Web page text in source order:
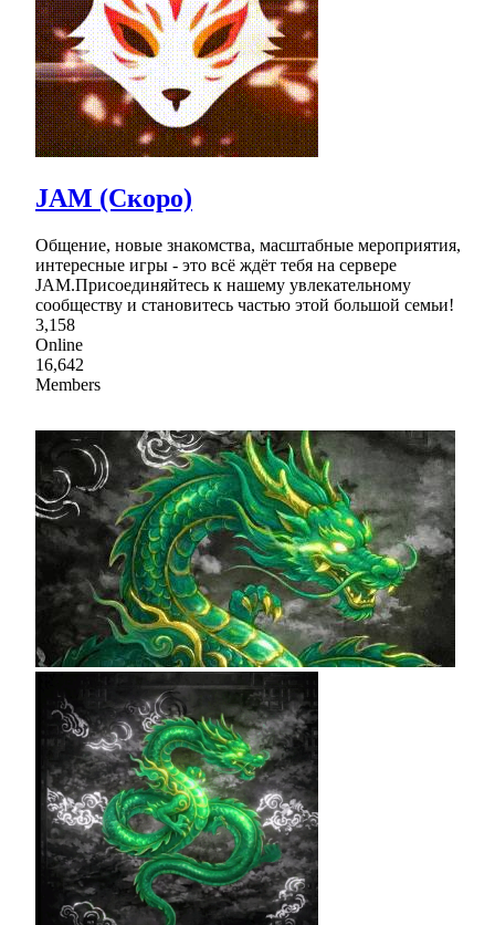
JAM (Скоро)
Общение, новые знакомства, масштабные мероприятия,
интересные игры - это всё ждёт тебя на сервере
JAM.Присоединяйтесь к нашему увлекательному
сообществу и становитесь частью этой большой семьи!
3,158
Online
16,642
Members